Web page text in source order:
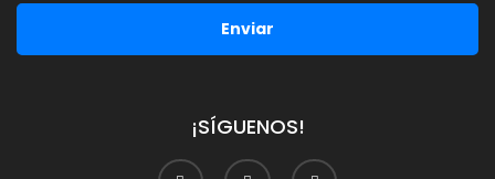
Enviar
¡SÍGUENOS!